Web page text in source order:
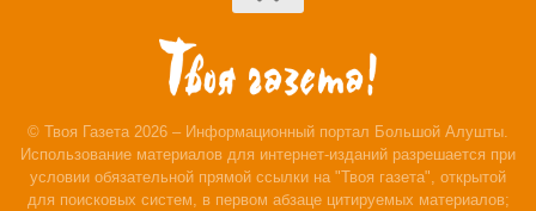
© Твоя Газета 2026 – Информационный портал Большой Алушты.
Использование материалов для интернет-изданий разрешается при
условии обязательной прямой ссылки на "Твоя газета", открытой
для поисковых систем, в первом абзаце цитируемых материалов;